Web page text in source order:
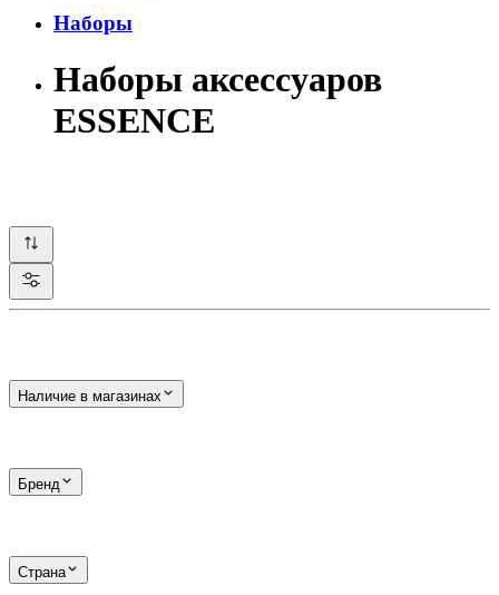
Наборы
Наборы аксессуаров
ESSENCE
Наличие в магазинах
Бренд
Страна